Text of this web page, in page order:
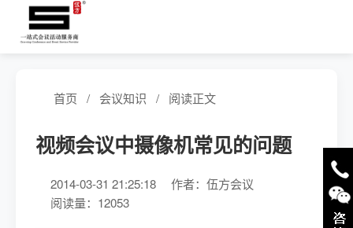
首页 / 会议知识 / 阅读正文
视频会议中摄像机常见的问题
2014-03-31 21:25:18
作者：伍方会议
阅读量：12053